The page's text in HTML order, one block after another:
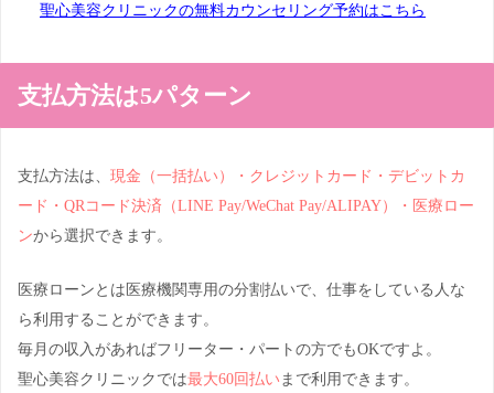
聖心美容クリニックの無料カウンセリング予約はこちら
支払方法は5パターン
支払方法は、 現金（一括払い）・クレジットカード・デビットカ
ード・QRコード決済（LINE Pay/WeChat Pay/ALIPAY）・医療ロー
ンから選択できます。
医療ローンとは医療機関専用の分割払いで、仕事をしている人な
ら利用することができます。
毎月の収入があればフリーター・パートの方でもOKですよ。
聖心美容クリニックでは最大60回払い まで利用できます。